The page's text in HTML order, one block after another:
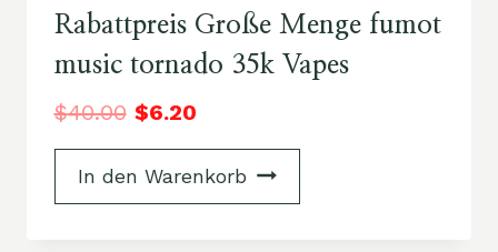
Rabattpreis Große Menge fumot
music tornado 35k Vapes
$40.00 $6.20
In den Warenkorb